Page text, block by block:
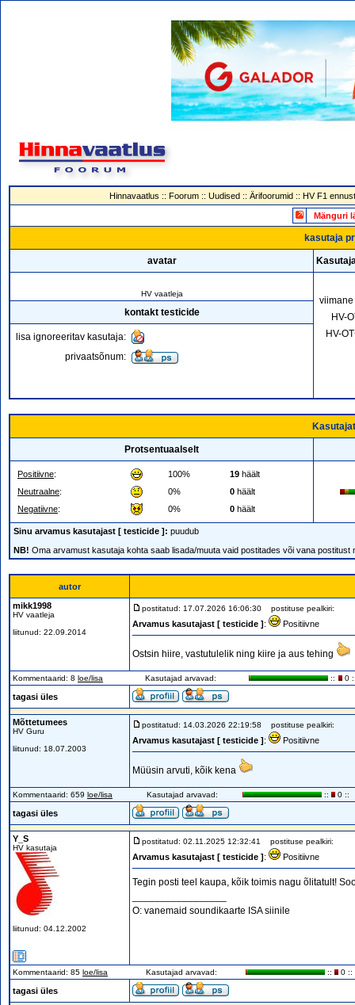
Hinnavaatlus :: Foorum:: Uudised:: Ärifoorumid:: HV F1
Mänguri
kasutaja
avatar
HV vaatleja
HV-
HV-
kontakt testicide
lisa ignoreeritav kasutaja:
privaatsõnum:
Protsentuaalselt
Positiivne: 100% 19 häält
Neutraalne: 0% 0 häält
Negatiivne: 0% 0 häält
Sinu arvamus kasutajast [ testicide ]: puudub
NB! Oma arvamust kasutaja kohta saab lisada/muuta vaid postitades või vana postitust
autor
mikk1998
HV vaatleja
liitunud: 22.09.2014
postitatud: 17.07.2026 16:06:30 postituse pealkiri:
Arvamus kasutajast [ testicide ]: Positiivne
Ostsin hiire, vastutulelik ning kiire ja aus tehing
Kommentaarid: 8 loe/lisa Kasutajad arvavad: :: 0
tagasi üles
Mõttetumees
HV Guru
liitunud: 18.07.2003
postitatud: 14.03.2026 22:19:58 postituse pealkiri:
Arvamus kasutajast [ testicide ]: Positiivne
Müüsin arvuti, kõik kena
Kommentaarid: 659 loe/lisa Kasutajad arvavad: :: 0 ::
tagasi üles
Y_S
HV kasutaja
liitunud: 04.12.2002
postitatud: 02.11.2025 12:32:41 postituse pealkiri:
Arvamus kasutajast [ testicide ]: Positiivne
Tegin posti teel kaupa, kõik toimis nagu õlitatult!
O: vanemaid soundikaarte ISA siinile
Kommentaarid: 85 loe/lisa Kasutajad arvavad: :: 0 ::
tagasi üles